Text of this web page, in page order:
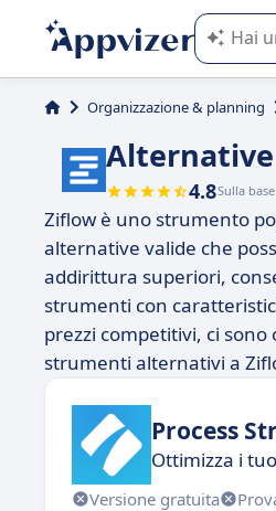
L'IA di
Organizzazione & planning
4.8Sulla
Ziflow è uno strumento
alternative valide che
addirittura superiori,
strumenti con
prezzi competitivi, ci
strumenti alternativi a
Process
Ottimizza i
Versione gratuita